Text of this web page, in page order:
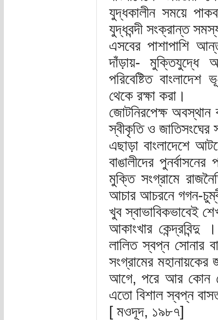
যুদ্ধকালীন সময়ে
যুদ্ধবন্দী সংক্রান্ত
এসবের পাশাপাশি
দাঁড়ায়- মুক্তিযুদ্ধে
পরিবেষ্টিত
থেকে রক্ষা করা।
জোটনিরপেক্ষ অবস্থান
স্বীকৃতি ও
এছাড়া বাংলাদেশে
বাঙালীদের
মুক্তি সংগ্রামে
আচার আচরনে গগন-
খুব স্বাভাবিকভাবেই
আকাংখার কেন্দ্রবিন্দু
লালিত স্বপ্ন সোনার
সংগ্রামের
আগে, পরে আর কোন
এতো বিশাল স্বপ্ন
[ মওদূদ, ১৯৮৭]